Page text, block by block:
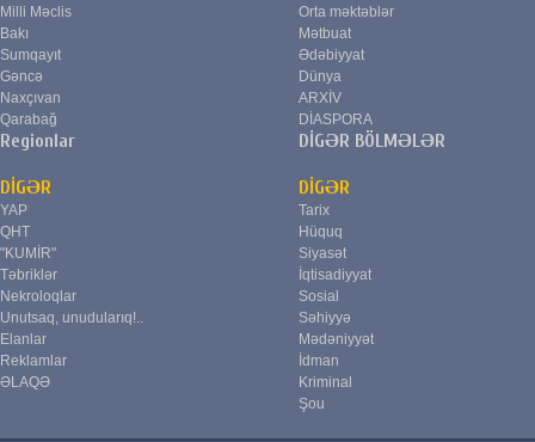
Milli Məclis
Bakı
Sumqayıt
Gəncə
Naxçıvan
Qarabağ
Regionlar
Orta məktəblər
Mətbuat
Ədəbiyyat
Dünya
ARXİV
DİASPORA
DİGƏR BÖLMƏLƏR
DİGƏR
YAP
QHT
"KUMİR"
Təbriklər
Nekroloqlar
Unutsaq, unudularıq!..
Elanlar
Reklamlar
ƏLAQƏ
DİGƏR
Tarix
Hüquq
Siyasət
İqtisadiyyat
Sosial
Səhiyyə
Mədəniyyət
İdman
Kriminal
Şou